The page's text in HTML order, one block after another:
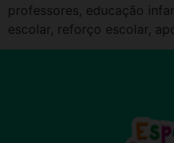
professores, educação
escolar, reforço escolar,